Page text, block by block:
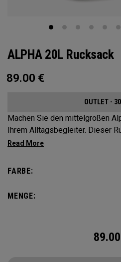
ALPHA 20L Rucksack
89.00 €
OUTLET -
Machen Sie den mittelgroßen
Ihrem Alltagsbegleiter. Dieser
aktiven Lebensstil und ist
nicht zu viel Gewicht
abverlangt.
FARBE:
MENGE:
89.00